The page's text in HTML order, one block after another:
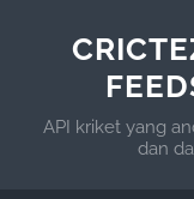
API kriket yang
dan